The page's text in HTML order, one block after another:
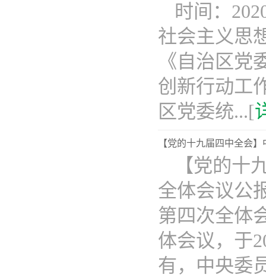
时间：
社会主义思
《自治区
创新行动工
区党委统...[
【党的十九届四中全会
【党的十
全体会议公
第四次全体
体会议，于
有，中央委